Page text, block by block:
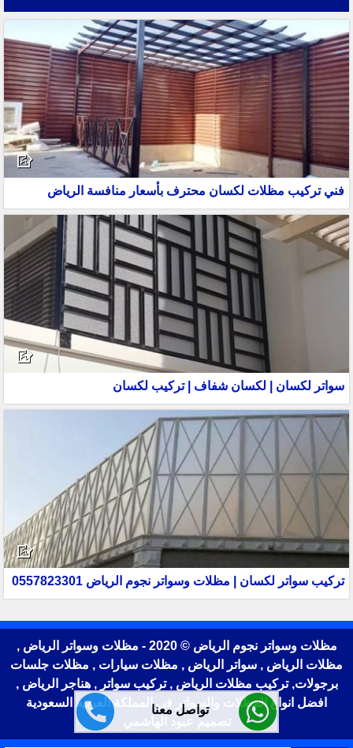
تواصل معنا
فني تركيب مظلات لكسان محترف بأسعار منافسة الرياض
سواتر لكسان | لكسان شفاف | تركيب لكسان
تركيب سواتر لكسان | مظلات وسواتر نجوم الرياض 0557823301
مظلات وسواتر نجوم الرياض © 2020 - مظلات وسواتر الرياض ,
مظلات الرياض , سواتر الرياض , مظلات سيارات , مظلات جلسات
برجولات, تركيب مظلات الرياض , تركيب سواتر , هناجر الرياض ,
افضل انواع المظلات والسواتر في المملكة العربيه السعودية
تصميم عبود الهاشمي